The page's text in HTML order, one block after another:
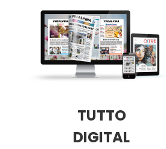
TUTTO
DIGITAL